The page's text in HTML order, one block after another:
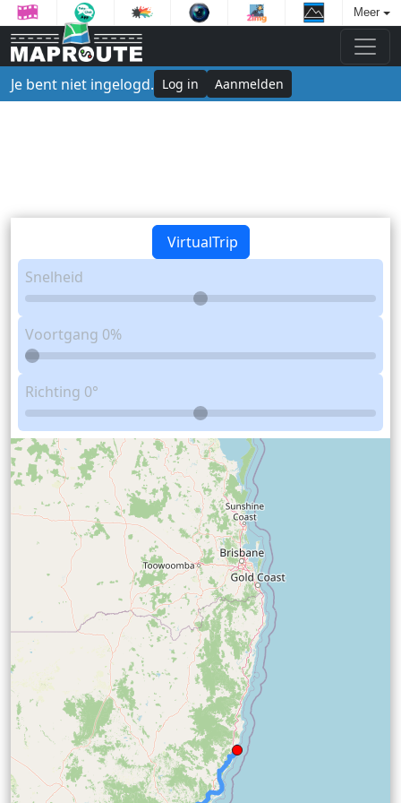
Meer
Je bent niet ingelogd. Log in Aanmelden
VirtualTrip
Snelheid
Voortgang 0%
Richting 0°